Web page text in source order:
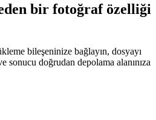
bir fotoğraf özelliği
bileşeninize bağlayın, dosyayı
sonucu doğrudan depolama alanınıza